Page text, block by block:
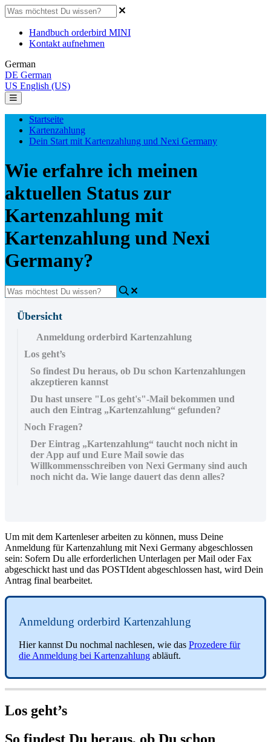
Handbuch orderbird MINI
Kontakt aufnehmen
German
DE German
US English (US)
Startseite
Kartenzahlung
Dein Start mit Kartenzahlung und Nexi Germany
Wie erfahre ich meinen
aktuellen Status zur
Kartenzahlung mit
Kartenzahlung und Nexi
Germany?
Übersicht
Anmeldung orderbird Kartenzahlung
Los geht’s
So findest Du heraus, ob Du schon Kartenzahlungen
akzeptieren kannst
Du hast unsere "Los geht's"-Mail bekommen und
auch den Eintrag „Kartenzahlung“ gefunden?
Noch Fragen?
Der Eintrag „Kartenzahlung“ taucht noch nicht in
der App auf und Eure Mail sowie das
Willkommensschreiben von Nexi Germany sind auch
noch nicht da. Wie lange dauert das denn alles?
Um mit dem Kartenleser arbeiten zu können, muss Deine
Anmeldung für Kartenzahlung mit Nexi Germany abgeschlossen
sein: Sofern Du alle erforderlichen Unterlagen per Mail oder Fax
abgeschickt hast und das POSTIdent abgeschlossen hast, wird Dein
Antrag final bearbeitet.
Anmeldung orderbird Kartenzahlung
Hier kannst Du nochmal nachlesen, wie das Prozedere für
die Anmeldung bei Kartenzahlung abläuft.
Los geht’s